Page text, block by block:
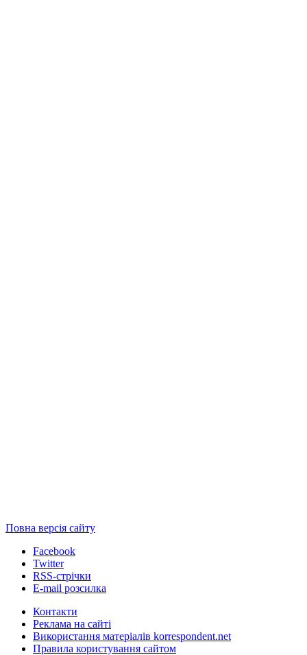
Повна версія сайту
Facebook
Twitter
RSS-стрічки
E-mail розсилка
Контакти
Реклама на сайті
Використання матеріалів korrespondent.net
Правила користування сайтом